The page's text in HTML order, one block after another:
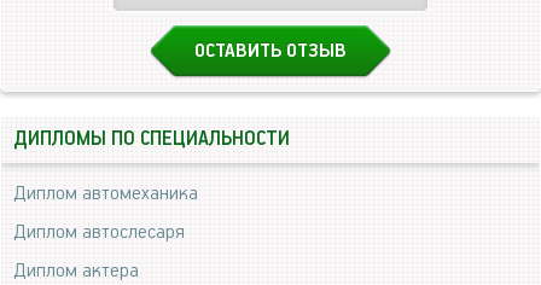
ОСТАВИТЬ ОТЗЫВ
ДИПЛОМЫ ПО СПЕЦИАЛЬНОСТИ
Диплом автомеханика
Диплом автослесаря
Диплом актера